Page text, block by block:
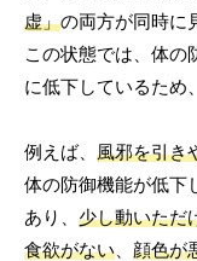
虚」の両方が同時に
この状態では、体の
に低下しているため
例えば、風邪を引き
体の防御機能が低下
あり、少し動いただ
食欲がない 、顔色が